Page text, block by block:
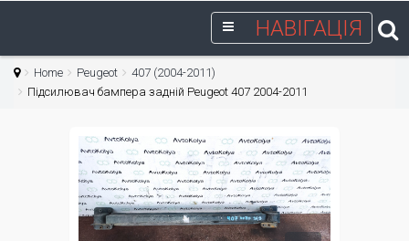
НАВІГАЦІЯ
Home Peugeot
407 (2004-2011)
Підсилювач бампера задній Peugeot 407 2004-2011